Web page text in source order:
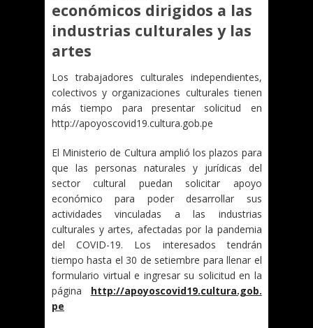
económicos dirigidos a las
industrias culturales y las
artes
Los trabajadores culturales independientes,
colectivos y organizaciones culturales tienen
más tiempo para presentar solicitud en
http://apoyoscovid19.cultura.gob.pe
El Ministerio de Cultura amplió los plazos para
que las personas naturales y jurídicas del
sector cultural puedan solicitar apoyo
económico para poder desarrollar sus
actividades vinculadas a las industrias
culturales y artes, afectadas por la pandemia
del COVID-19. Los interesados tendrán
tiempo hasta el 30 de setiembre para llenar el
formulario virtual e ingresar su solicitud en la
página http://apoyoscovid19.cultura.gob.
pe